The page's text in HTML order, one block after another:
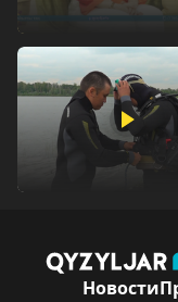
Новости